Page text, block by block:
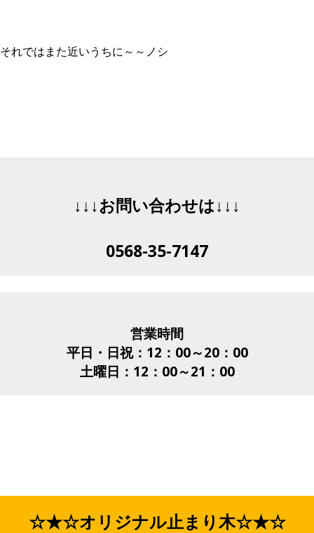
それではまた近いうちに～～ノシ
↓↓↓お問い合わせは↓↓↓
0568-35-7147
営業時間
平日・日祝：12：00～20：00
土曜日：12：00～21：00
☆★☆オリジナル止まり木☆★☆